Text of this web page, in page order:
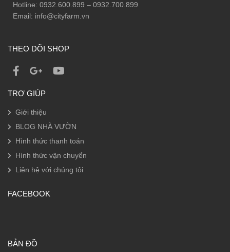
Hotline: 0932.600.899 – 0932.700.899
Email: info@cityfarm.vn
THEO DÕI SHOP
TRỢ GIÚP
Giới thiệu
BLOG NHÀ VƯỜN
Hình thức thanh toán
Hình thức vận chuyển
Liên hệ với chúng tôi
FACEBOOK
BẢN ĐỒ